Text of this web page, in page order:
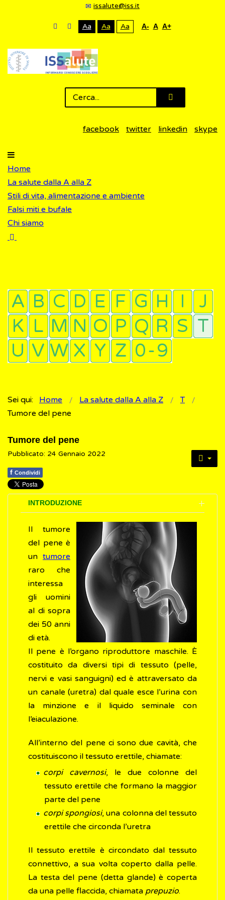
issalute@iss.it
Aa Aa Aa A- A A+
facebook twitter linkedin skype
Home
La salute dalla A alla Z
Stili di vita, alimentazione e ambiente
Falsi miti e bufale
Chi siamo
Sei qui: Home La salute dalla A alla Z
T
Tumore del pene
Tumore del pene
Pubblicato: 24 Gennaio 2022
f Condividi
INTRODUZIONE
Il tumore
del pene è
un tumore
raro che
interessa
gli uomini
al di sopra
dei 50 anni
di età.
Il pene è l’organo riproduttore maschile. È
costituito da diversi tipi di tessuto (pelle,
nervi e vasi sanguigni) ed è attraversato da
un canale (uretra) dal quale esce l’urina con
la minzione e il liquido seminale con
l’eiaculazione.
All’interno del pene ci sono due cavità, che
costituiscono il tessuto erettile, chiamate:
corpi cavernosi, le due colonne del
tessuto erettile che formano la maggior
parte del pene
corpi spongiosi, una colonna del tessuto
erettile che circonda l’uretra
Il tessuto erettile è circondato dal tessuto
connettivo, a sua volta coperto dalla pelle.
La testa del pene (detta glande) è coperta
da una pelle flaccida, chiamata prepuzio.